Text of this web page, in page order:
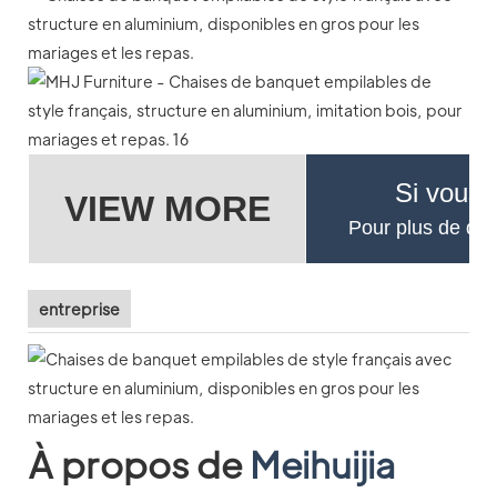
VIEW MORE Si vous
Pour plus de
entreprise
À propos de Meihuijia